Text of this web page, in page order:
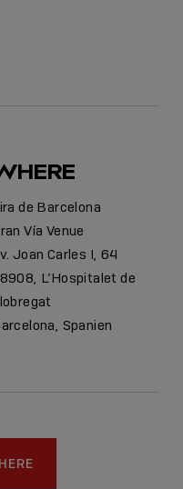
de Barcelona
Vía Venue
Joan Carles I, 64
L’Hospitalet de
Spanien